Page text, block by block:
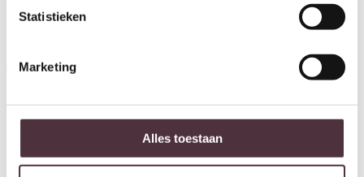
Statistieken
Marketing
Alles toestaan
327,00